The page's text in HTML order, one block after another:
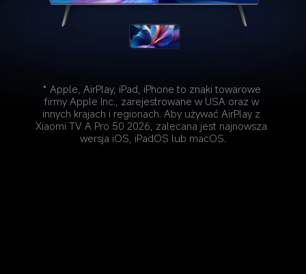
* Apple, AirPlay, iPad, iPhone to znaki towarowe
firmy Apple Inc., zarejestrowane w USA oraz w
innych krajach i regionach. Aby używać AirPlay z
Xiaomi TV A Pro 50 2026, zalecana jest najnowsza
wersja iOS, iPadOS lub macOS.